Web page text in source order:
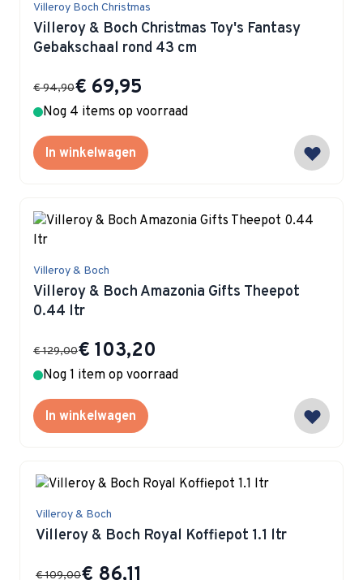
Villeroy Boch Christmas
Villeroy & Boch Christmas Toy's Fantasy
Gebakschaal rond 43 cm
Special Price
€ 69,95
€ 94,90
Nog 4 items op voorraad
In winkelwagen
Villeroy & Boch
Villeroy & Boch Amazonia Gifts Theepot
0.44 ltr
Special Price
€ 103,20
€ 129,00
Nog 1 item op voorraad
In winkelwagen
Villeroy & Boch
Villeroy & Boch Royal Koffiepot 1.1 ltr
Special Price
€ 86,11
€ 109,00